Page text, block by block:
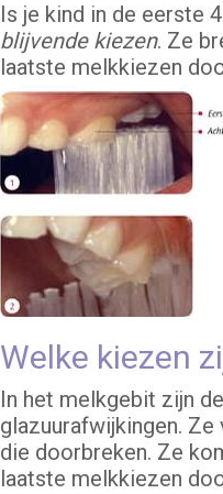
Is je kind in de eerste
blijvende kiezen. Ze
laatste melkkiezen
Welke kiezen
In het melkgebit zijn
glazuurafwijkingen.
die doorbreken. Ze
laatste melkkiezen